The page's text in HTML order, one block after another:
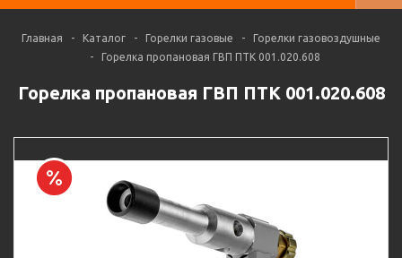
Главная - Каталог - Горелки газовые -
Горелки газовоздушные
-
Горелка пропановая ГВП ПТК 001.020.608
Горелка пропановая ГВП ПТК 001.020.608